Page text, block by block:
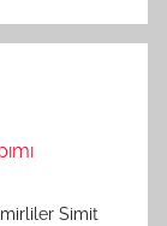
Simit